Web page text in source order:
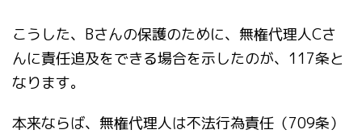
こうした、Bさんの保護のために、無権代理人Cさ
んに責任追及をできる場合を示したのが、117条と
なります。
本来ならば、無権代理人は不法行為責任（709条）